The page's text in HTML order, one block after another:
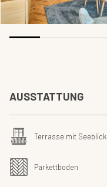
AUSSTATTUNG
Terrasse mit Seeblick
Parkettboden